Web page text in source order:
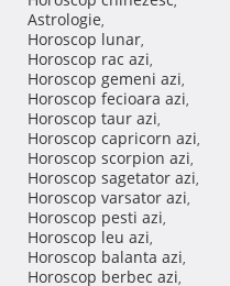
Astrologie,
Horoscop lunar,
Horoscop rac azi,
Horoscop gemeni azi,
Horoscop fecioara azi,
Horoscop taur azi,
Horoscop capricorn azi,
Horoscop scorpion azi,
Horoscop sagetator azi,
Horoscop varsator azi,
Horoscop pesti azi,
Horoscop leu azi,
Horoscop balanta azi,
Horoscop berbec azi,